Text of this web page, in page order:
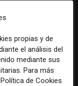
propias y de
el análisis del
mediante sus
Para más
de Cookies